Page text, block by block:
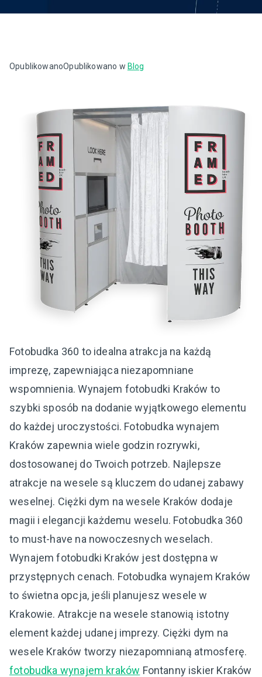
OpublikowanoOpublikowano w Blog
Fotobudka 360 to idealna atrakcja na każdą
imprezę, zapewniająca niezapomniane
wspomnienia. Wynajem fotobudki Kraków to
szybki sposób na dodanie wyjątkowego elementu
do każdej uroczystości. Fotobudka wynajem
Kraków zapewnia wiele godzin rozrywki,
dostosowanej do Twoich potrzeb. Najlepsze
atrakcje na wesele są kluczem do udanej zabawy
weselnej. Ciężki dym na wesele Kraków dodaje
magii i elegancji każdemu weselu. Fotobudka 360
to must-have na nowoczesnych weselach.
Wynajem fotobudki Kraków jest dostępna w
przystępnych cenach. Fotobudka wynajem Kraków
to świetna opcja, jeśli planujesz wesele w
Krakowie. Atrakcje na wesele stanowią istotny
element każdej udanej imprezy. Ciężki dym na
wesele Kraków tworzy niezapomnianą atmosferę.
fotobudka wynajem kraków Fontanny iskier Kraków